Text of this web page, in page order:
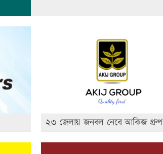
২৩ জেলায় জনবল নেবে আকিজ গ্রুপ